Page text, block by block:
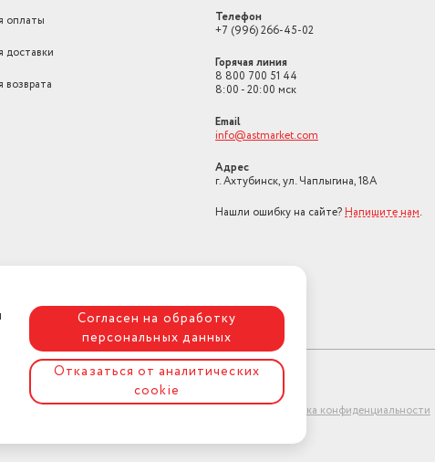
оплаты
доставки
возврата
Телефон
+7 (996) 266-45-02
Горячая линия
8 800 700 51 44
8:00 - 20:00 мск
Email
info@astmarket.com
Адрес
г. Ахтубинск, ул. Чаплыгина, 18А
Нашли ошибку на сайте? Напишите нам.
Политика конфиденциальности
Согласен на обработку
персональных данных
Отказаться от аналитических
cookie